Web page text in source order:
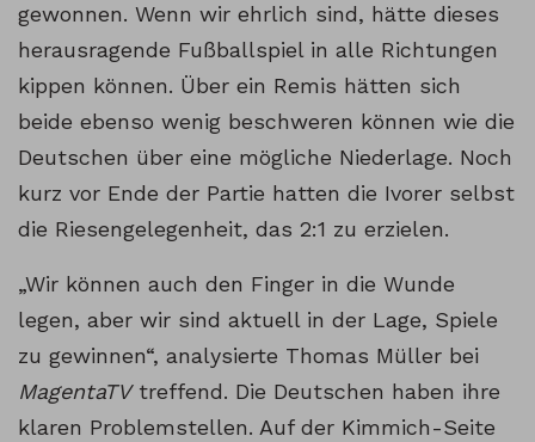
gewonnen. Wenn wir ehrlich sind, hätte dieses
herausragende Fußballspiel in alle Richtungen
kippen können. Über ein Remis hätten sich
beide ebenso wenig beschweren können wie die
Deutschen über eine mögliche Niederlage. Noch
kurz vor Ende der Partie hatten die Ivorer selbst
die Riesengelegenheit, das 2:1 zu erzielen.
„Wir können auch den Finger in die Wunde
legen, aber wir sind aktuell in der Lage, Spiele
zu gewinnen“, analysierte Thomas Müller bei
MagentaTVtreffend. Die Deutschen haben ihre
klaren Problemstellen. Auf der Kimmich-Seite